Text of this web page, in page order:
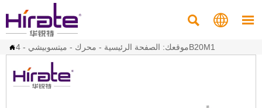
  
 موقعك: الصفحة الرئيسية - محرك - ميتسوبيشي - 4B20M1